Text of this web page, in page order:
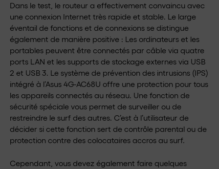
Dans le test, le routeur a effectivement convaincu avec
une connexion Internet très rapide et stable. Le large
éventail de fonctions et de connexions se distingue
également de manière positive : Les ordinateurs et les
portables peuvent être connectés par câble via quatre
ports LAN et les supports de stockage externes via USB
2 et USB 3. Le système de prévention des intrusions (IPS)
intégré à l’Asus 4G-AC68U offre une protection pour tous
les appareils connectés au réseau. Une fonction de
sécurité spéciale vous permet de surveiller ou de
restreindre le surf des autres. C’est à l’utilisateur de
décider si cette fonction sert de contrôle parental ou de
protection contre des colocataires accros au surf.
Cependant, vous devez également faire quelques